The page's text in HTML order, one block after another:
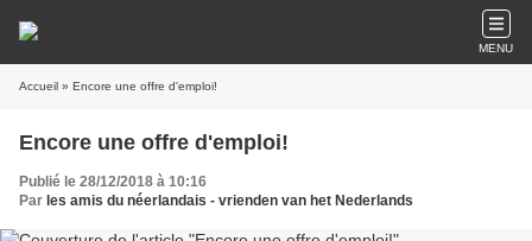
MENU
Accueil » Encore une offre d'emploi!
Encore une offre d'emploi!
Publié le 28/12/2018 à 10:16
Par les amis du néerlandais - vrienden van het Nederlands